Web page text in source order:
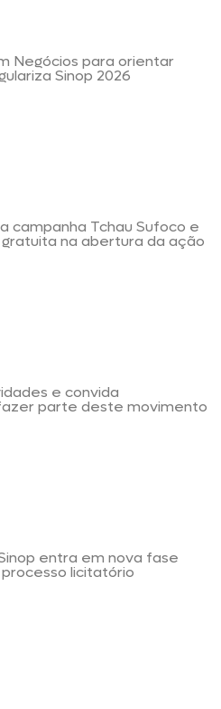
Negócios para orientar
Sinop 2026
campanha Tchau Sufoco e
na abertura da ação
e convida
parte deste movimento
entra em nova fase
licitatório